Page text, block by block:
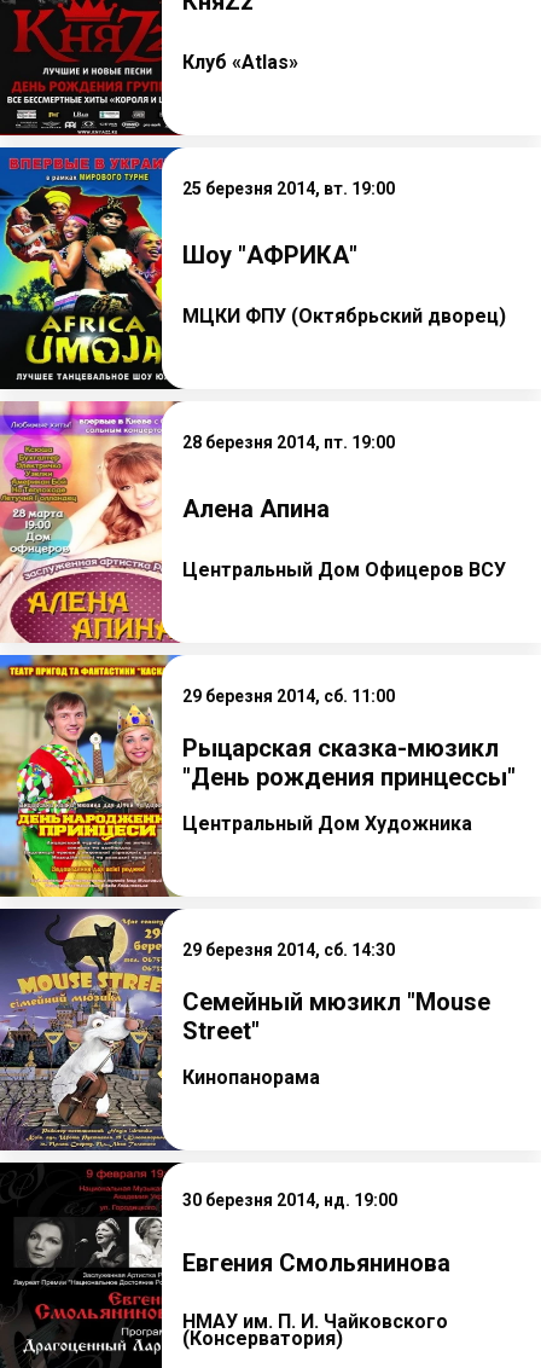
Клуб «Atlas»
25 березня 2014, вт. 19:00
Шоу "АФРИКА"
МЦКИ ФПУ (Октябрьский дворец)
28 березня 2014, пт. 19:00
Алена Апина
Центральный Дом Офицеров ВСУ
29 березня 2014, сб. 11:00
Рыцарская сказка-мюзикл
"День рождения принцессы"
Центральный Дом Художника
29 березня 2014, сб. 14:30
Семейный мюзикл "Mouse
Street"
Кинопанорама
30 березня 2014, нд. 19:00
Евгения Смольянинова
НМАУ им. П. И. Чайковского
(Консерватория)